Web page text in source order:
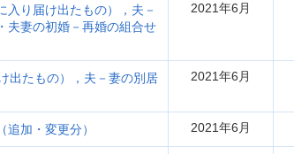
入り届け出たもの），夫－
夫妻の初婚－再婚の組合せ
2021年6月
出たもの），夫－妻の別居
2021年6月
加・変更分） 2021年6月